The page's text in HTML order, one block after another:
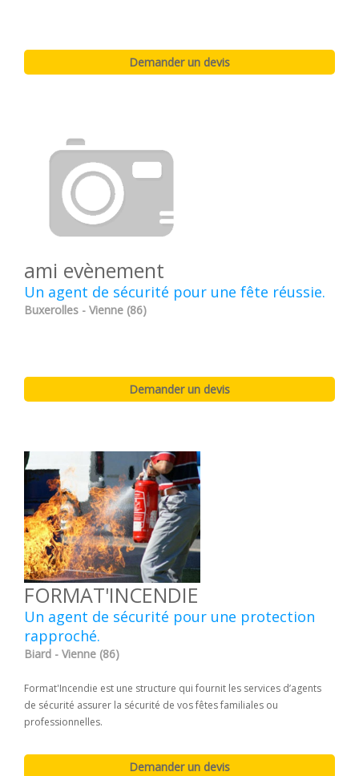
ami evènement
Un agent de sécurité pour une fête réussie.
Buxerolles - Vienne (86)
FORMAT'INCENDIE
Un agent de sécurité pour une protection
rapproché.
Biard - Vienne (86)
Format'Incendie est une structure qui fournit les services d’agents
de sécurité assurer la sécurité de vos fêtes familiales ou
professionnelles.